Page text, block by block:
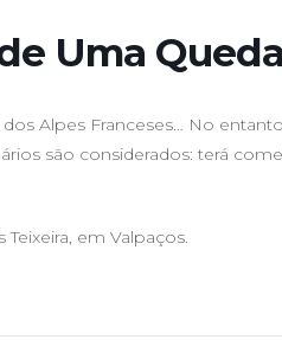
Uma Queda
Alpes Franceses… No
são considerados: terá
Teixeira, em Valpaços.